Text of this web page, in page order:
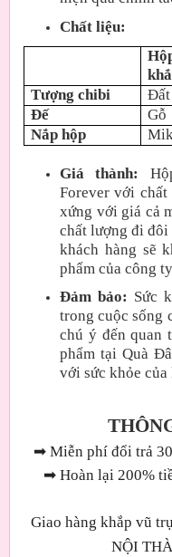
Chất liệu:
Tượng chibi
Đất
Đế
Gỗ
Nắp hộp
Giá thành:
Forever với
xứng với giá cả
chất lượng đi đôi
khách hàng sẽ
phẩm của công
Đảm bảo: Sức
trong cuộc sống
chú ý đến quan
phẩm tại Quà
với sức khỏe của
➡ Miễn phí đổi trả
➡Hoàn lại 200%
Giao hàng khắp vũ
NỘI